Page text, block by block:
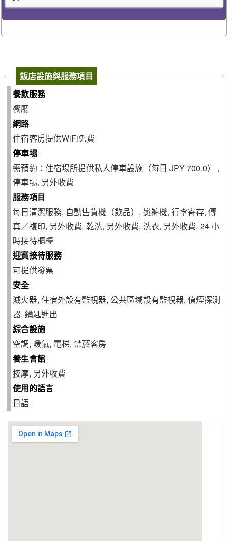
飯店設施與服務項目
餐飲服務
餐廳
網路
住宿客房提供WiFi免費
停車場
需預約：住宿場所提供私人停車設施（每日 JPY 700.0） ,
停車場, 另外收費
服務項目
每日清潔服務, 自動售貨機（飲品）, 熨褲機, 行李寄存, 傳
真／複印, 另外收費, 乾洗, 另外收費, 洗衣, 另外收費, 24 小
時接待櫃檯
迎賓接待服務
可提供發票
安全
滅火器, 住宿外設有監視器, 公共區域設有監視器, 偵煙探測
器, 鑰匙進出
綜合設施
空調, 暖氣, 電梯, 禁菸客房
養生會館
按摩, 另外收費
使用的語言
日語